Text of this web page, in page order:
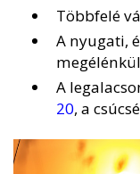
Többfelé
A nyugati,
A
20, a